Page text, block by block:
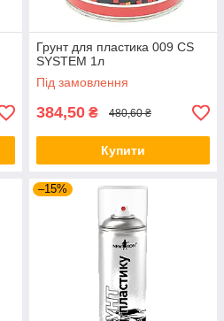
Грунт для пластика 009 CS
SYSTEM 1л
Під замовлення
384,50 ₴ 480,60 ₴
Купити
–15%